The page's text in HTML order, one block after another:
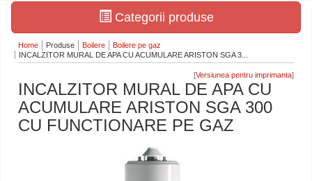
Categorii produse
Home Produse Boilere
Boilere pe gaz
INCALZITOR MURAL DE APA CU ACUMULARE ARISTON SGA 3...
[ ]
INCALZITOR MURAL DE APA CU
ACUMULARE ARISTON SGA 300
CU FUNCTIONARE PE GAZ